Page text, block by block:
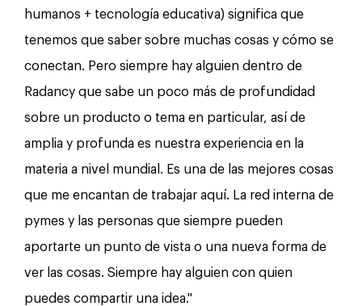
humanos + tecnología educativa) significa que
tenemos que saber sobre muchas cosas y cómo se
conectan. Pero siempre hay alguien dentro de
Radancy que sabe un poco más de profundidad
sobre un producto o tema en particular, así de
amplia y profunda es nuestra experiencia en la
materia a nivel mundial. Es una de las mejores cosas
que me encantan de trabajar aquí. La red interna de
pymes y las personas que siempre pueden
aportarte un punto de vista o una nueva forma de
ver las cosas. Siempre hay alguien con quien
puedes compartir una idea."